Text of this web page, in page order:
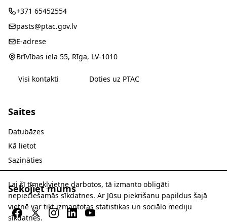
+371 65452554
pasts@ptac.gov.lv
E-adrese
Brīvības iela 55, Rīga, LV-1010
Visi kontakti Doties uz PTAC
Saites
Datubāzes
Kā lietot
Sazināties
Sekojiet mums
Lai šī tīmekļvietne darbotos, tā izmanto obligāti
nepieciešamās sīkdatnes. Ar Jūsu piekrišanu papildus šajā
vietnē var tikt izmantotas statistikas un sociālo mediju
sīkdatnes.